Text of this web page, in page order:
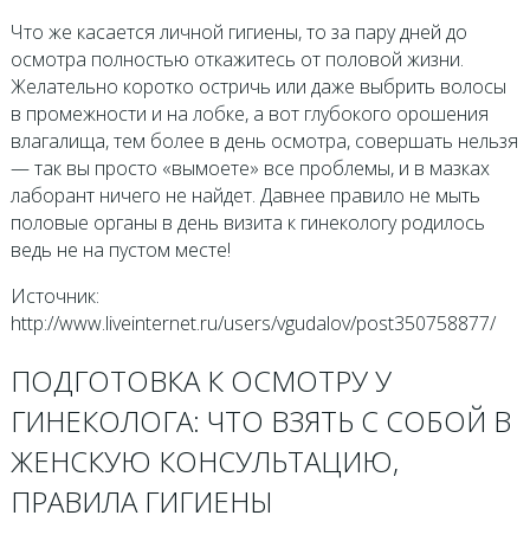
Что же касается личной гигиены, то за пару дней до
осмотра полностью откажитесь от половой жизни.
Желательно коротко остричь или даже выбрить волосы
в промежности и на лобке, а вот глубокого орошения
влагалища, тем более в день осмотра, совершать нельзя
— так вы просто «вымоете» все проблемы, и в мазках
лаборант ничего не найдет. Давнее правило не мыть
половые органы в день визита к гинекологу родилось
ведь не на пустом месте!
Источник:
http://www.liveinternet.ru/users/vgudalov/post350758877/
ПОДГОТОВКА К ОСМОТРУ У
ГИНЕКОЛОГА: ЧТО ВЗЯТЬ С СОБОЙ В
ЖЕНСКУЮ КОНСУЛЬТАЦИЮ,
ПРАВИЛА ГИГИЕНЫ